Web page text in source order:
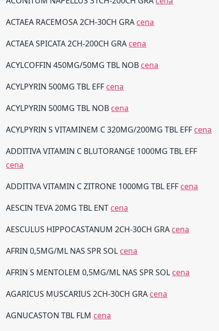
ACTAEA RACEMOSA 2CH-30CH GRA cena
ACTAEA SPICATA 2CH-200CH GRA cena
ACYLCOFFIN 450MG/50MG TBL NOB cena
ACYLPYRIN 500MG TBL EFF cena
ACYLPYRIN 500MG TBL NOB cena
ACYLPYRIN S VITAMINEM C 320MG/200MG TBL EFF cena
ADDITIVA VITAMIN C BLUTORANGE 1000MG TBL EFF
cena
ADDITIVA VITAMIN C ZITRONE 1000MG TBL EFF cena
AESCIN TEVA 20MG TBL ENT cena
AESCULUS HIPPOCASTANUM 2CH-30CH GRA cena
AFRIN 0,5MG/ML NAS SPR SOL cena
AFRIN S MENTOLEM 0,5MG/ML NAS SPR SOL cena
AGARICUS MUSCARIUS 2CH-30CH GRA cena
AGNUCASTON TBL FLM cena